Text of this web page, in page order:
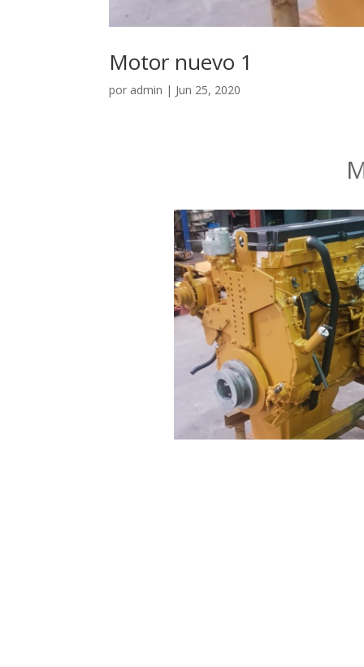
Motor nuevo 1
por admin | Jun 25, 2020